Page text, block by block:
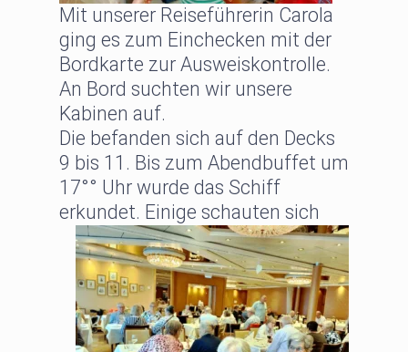
Mit unserer Reiseführerin Carola
ging es zum Einchecken mit der
Bordkarte zur Ausweiskontrolle.
An Bord suchten wir unsere
Kabinen auf.
Die befanden sich auf den Decks
9 bis 11. Bis zum Abendbuffet um
17°° Uhr wurde das Schiff
erkundet. Einige schauten sich